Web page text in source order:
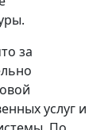
за
услуг и